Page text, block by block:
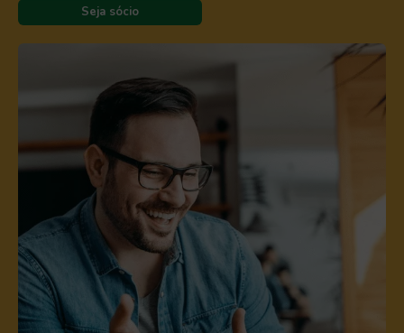
Seja sócio